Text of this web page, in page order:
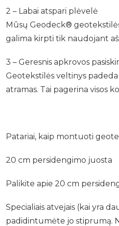
2 – Labai atspari plėvelė
Mūsų Geodeck®
galima kirpti tik naudojant
3 – Geresnis apkrovos
Geotekstilės veltinys
atramas. Tai pagerina visos
Patariai, kaip montuoti
20 cm persidengimo juosta
Palikite apie 20 cm
Specialiais atvejais (kai yra
padidintumėte jo stiprumą.